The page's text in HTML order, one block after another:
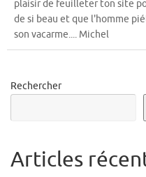
plaisir de feuilleter ton site
de si beau et que l'homme
son vacarme.... Michel
Rechercher
Articles